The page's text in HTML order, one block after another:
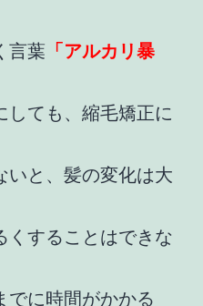
言葉 「アルカリ暴
しても、縮毛矯正に
いと、髪の変化は大
くすることはできな
でに時間がかかる